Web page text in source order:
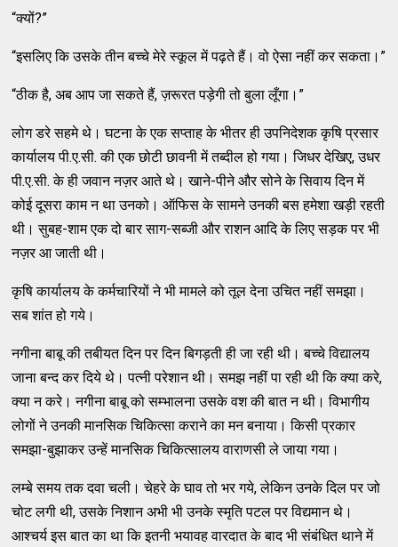
“क्यों?”
“इसलिए कि उसके तीन बच्चे मेरे स्कूल में पढ़ते हैं। वो ऐसा नहीं कर सकता।”
“ठीक है, अब आप जा सकते हैं, ज़रूरत पड़ेगी तो बुला लूँगा।”
लोग डरे सहमे थे। घटना के एक सप्ताह के भीतर ही उपनिदेशक कृषि प्रसार
कार्यालय पी.ए.सी. की एक छोटी छावनी में तब्दील हो गया। जिधर देखिए, उधर
पी.ए.सी. के ही जवान नज़र आते थे। खाने-पीने और सोने के सिवाय दिन में
कोई दूसरा काम न था उनको। ऑफिस के सामने उनकी बस हमेशा खड़ी रहती
थी। सुबह-शाम एक दो बार साग-सब्जी और राशन आदि के लिए सड़क पर भी
नज़र आ जाती थी।
कृषि कार्यालय के कर्मचारियों ने भी मामले को तूल देना उचित नहीं समझा।
सब शांत हो गये।
नगीना बाबू की तबीयत दिन पर दिन बिगड़ती ही जा रही थी। बच्चे विद्यालय
जाना बन्द कर दिये थे। पत्नी परेशान थी। समझ नहीं पा रही थी कि क्या करे,
क्या न करे। नगीना बाबू को सम्भालना उसके वश की बात न थी। विभागीय
लोगों ने उनकी मानसिक चिकित्सा कराने का मन बनाया। किसी प्रकार
समझा-बुझाकर उन्हें मानसिक चिकित्सालय वाराणसी ले जाया गया।
लम्बे समय तक दवा चली। चेहरे के घाव तो भर गये, लेकिन उनके दिल पर जो
चोट लगी थी, उसके निशान अभी भी उनके स्मृति पटल पर विद्यमान थे।
आश्चर्य इस बात का था कि इतनी भयावह वारदात के बाद भी संबंधित थाने में